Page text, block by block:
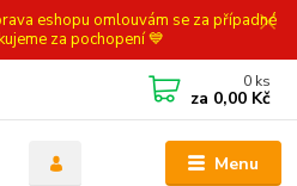
eshopu omlouvám se za případné
za pochopení 💙
Menu
0 ks
za 0,00 Kč